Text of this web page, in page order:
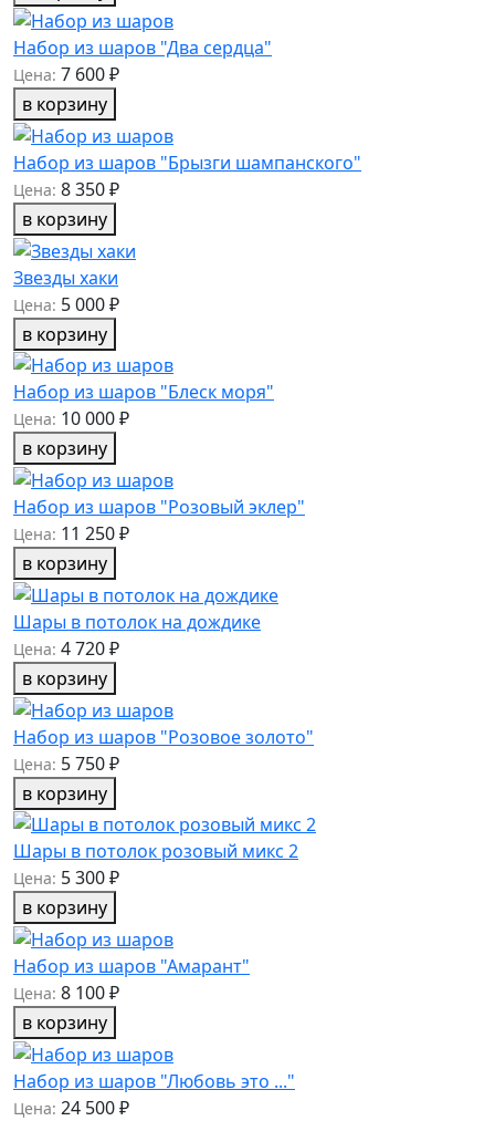
Набор из шаров "Два сердца"
Цена: 7 600 ₽
в корзину
Набор из шаров "Брызги шампанского"
Цена: 8 350 ₽
в корзину
Звезды хаки
Цена: 5 000 ₽
в корзину
Набор из шаров "Блеск моря"
Цена: 10 000 ₽
в корзину
Набор из шаров "Розовый эклер"
Цена: 11 250 ₽
в корзину
Шары в потолок на дождике
Цена: 4 720 ₽
в корзину
Набор из шаров "Розовое золото"
Цена: 5 750 ₽
в корзину
Шары в потолок розовый микс 2
Цена: 5 300 ₽
в корзину
Набор из шаров "Амарант"
Цена: 8 100 ₽
в корзину
Набор из шаров "Любовь это ..."
Цена: 24 500 ₽